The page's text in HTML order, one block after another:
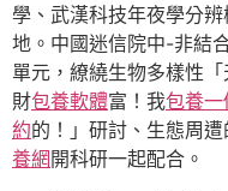
學、武漢科技年夜學分
地。中國迷信院中-非結
單元，繚繞生物多樣性
財包養軟體富！我包養
約的！」研討、生態周
養網 開科研一起配合。